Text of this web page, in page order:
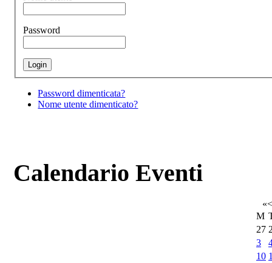
Password
Password dimenticata?
Nome utente dimenticato?
Calendario Eventi
«<
M
27
3
10